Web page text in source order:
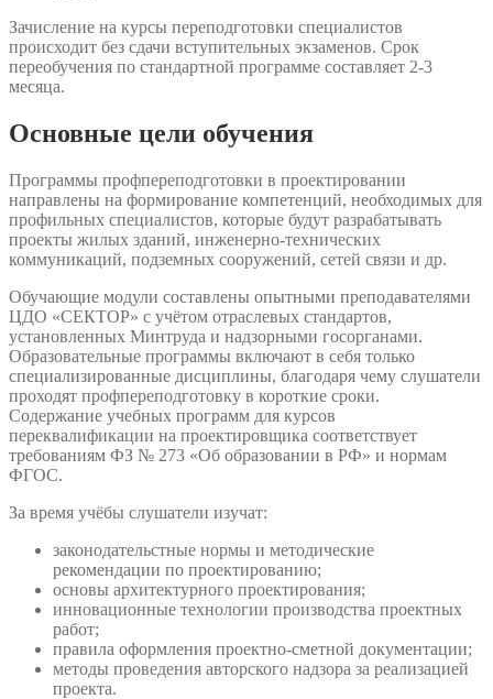
Зачисление на курсы переподготовки специалистов
происходит без сдачи вступительных экзаменов. Срок
переобучения по стандартной программе составляет 2-3
месяца.
Основные цели обучения
Программы профпереподготовки в проектировании
направлены на формирование компетенций, необходимых для
профильных специалистов, которые будут разрабатывать
проекты жилых зданий, инженерно-технических
коммуникаций, подземных сооружений, сетей связи и др.
Обучающие модули составлены опытными преподавателями
ЦДО «СЕКТОР» с учётом отраслевых стандартов,
установленных Минтруда и надзорными госорганами.
Образовательные программы включают в себя только
специализированные дисциплины, благодаря чему слушатели
проходят профпереподготовку в короткие сроки.
Содержание учебных программ для курсов
переквалификации на проектировщика соответствует
требованиям ФЗ № 273 «Об образовании в РФ» и нормам
ФГОС.
За время учёбы слушатели изучат:
законодательстные нормы и методические
рекомендации по проектированию;
основы архитектурного проектирования;
инновационные технологии производства проектных
работ;
правила оформления проектно-сметной документации;
методы проведения авторского надзора за реализацией
проекта.